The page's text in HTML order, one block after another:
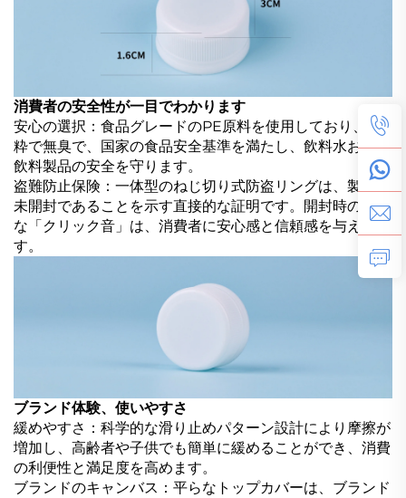
消費者の安全性が一目でわかります
安心の選択：食品グレードのPE原料を使用しており、純
粋で無臭で、国家の食品安全基準を満たし、飲料水および
飲料製品の安全を守ります。
盗難防止保険：一体型のねじ切り式防盗リングは、製品が
未開封であることを示す直接的な証明です。開封時の明確
な「クリック音」は、消費者に安心感と信頼感を与えま
す。
ブランド体験、使いやすさ
緩めやすさ：科学的な滑り止めパターン設計により摩擦が
増加し、高齢者や子供でも簡単に緩めることができ、消費
の利便性と満足度を高めます。
ブランドのキャンバス：平らなトップカバーは、ブランド